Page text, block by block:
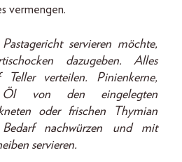
vermengen.
servieren möchte,
dazugeben. Alles
verteilen. Pinienkerne,
Öl von den eingelegten
oder frischen Thymian
Bedarf nachwürzen und mit
servieren.